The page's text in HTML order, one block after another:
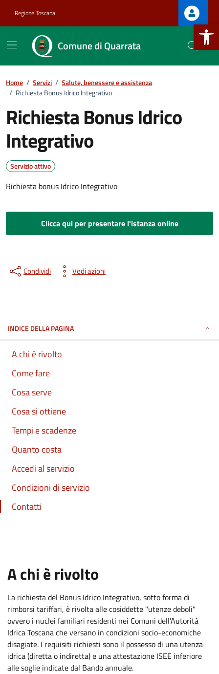
Apri la
Regione Toscana
Comune di Quarrata
Home / Servizi / Salute, benessere e assistenza
/ Richiesta Bonus Idrico Integrativo
Richiesta Bonus Idrico
Integrativo.
Servizio attivo.
Richiesta bonus Idrico Integrativo.
Clicca qui per presentare l'istanza online
Condividi Vedi azioni
INDICE DELLA PAGINA
A chi è rivolto
Come fare
Cosa serve
Cosa si ottiene
Tempi e scadenze
Quanto costa
Accedi al servizio
Condizioni di servizio
Contatti
A chi è rivolto
La richiesta del Bonus Idrico Integrativo, sotto forma di
rimborsi tariffari, è rivolta alle cosiddette "utenze deboli"
ovvero i nuclei familiari residenti nei Comuni dell'Autorità
Idrica Toscana che versano in condizioni socio-economiche
disagiate. I requisiti richiesti sono il possesso di una utenza
idrica (diretta o indiretta) e una attestazione ISEE inferiore
alle soglie indicate dal Bando annuale.